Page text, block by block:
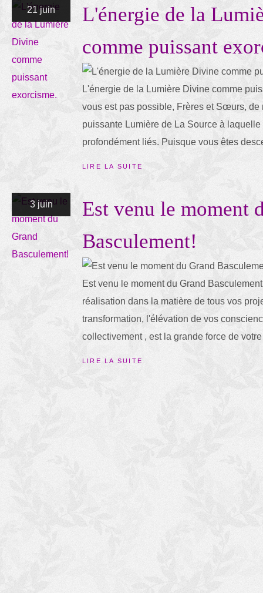
21 juin
L'énergie de la
comme puissant
L'énergie de la Lumière Divine comme
vous est pas possible, Frères et Sœurs, de
puissante Lumière de La Source à
profondément liés. Puisque vous êtes
LIRE LA SUITE
3 juin
Est venu le moment
Basculement!
Est venu le moment du Grand
réalisation dans la matière de tous vos
transformation, l'élévation de vos
collectivement , est la grande force de
LIRE LA SUITE